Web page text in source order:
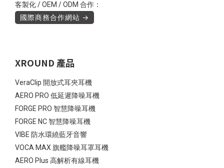
客製化 / OEM / ODM 合作：
國際商務合作網站 →
XROUND 產品
VeraClip 開放式耳夾耳機
AERO PRO 低延遲降噪耳機
FORGE PRO 智慧降噪耳機
FORGE NC 智慧降噪耳機
VIBE 防水環繞藍牙音響
VOCA MAX 旗艦降噪耳罩耳機
AERO Plus 高解析有線耳機